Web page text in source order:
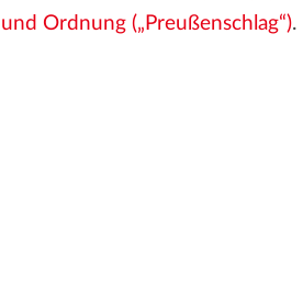
und Ordnung („Preußenschlag“).